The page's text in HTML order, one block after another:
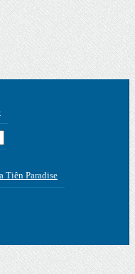
Tiên Paradise